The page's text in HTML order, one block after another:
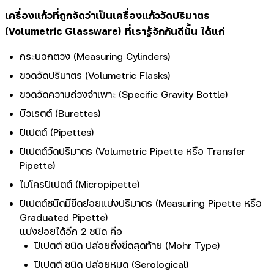
เครื่องแก้วที่ถูกจัดว่าเป็นเครื่องแก้ววัดปริมาตร
(Volumetric Glassware) ที่เรารู้จักกันดีนั้น ได้แก่
กระบอกตวง (Measuring Cylinders)
ขวดวัดปริมาตร (Volumetric Flasks)
ขวดวัดความถ่วงจำเพาะ (Specific Gravity Bottle)
บิวเรตต์ (Burettes)
ปิเปตต์ (Pipettes)
ปิเปตต์วัดปริมาตร (Volumetric Pipette หรือ Transfer
Pipette)
ไมโครปิเปตต์ (Micropipette)
ปิเปตต์ชนิดมีขีดย่อยแบ่งปริมาตร (Measuring Pipette หรือ
Graduated Pipette)
แบ่งย่อยได้อีก 2 ชนิด คือ
ปิเปตต์ ชนิด ปล่อยถึงขีดสุดท้าย (Mohr Type)
ปิเปตต์ ชนิด ปล่อยหมด (Serological)